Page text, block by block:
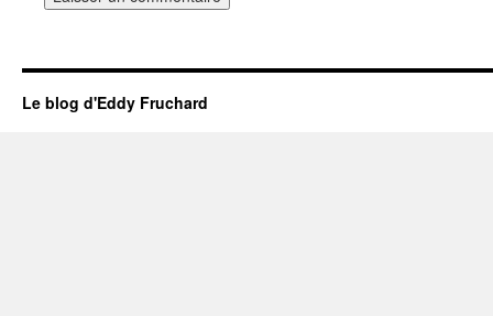
Le blog d'Eddy Fruchard